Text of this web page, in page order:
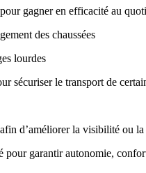
gagner en efficacité au
des chaussées
lourdes
sécuriser le transport de
d’améliorer la visibilité ou
pour garantirautonomie,